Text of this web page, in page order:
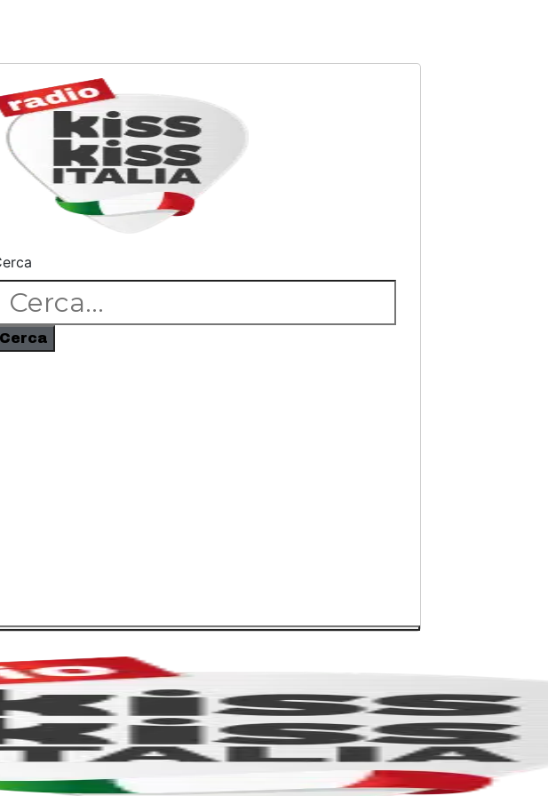
Cerca